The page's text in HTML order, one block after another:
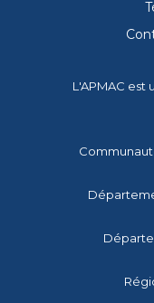
L'APMAC est